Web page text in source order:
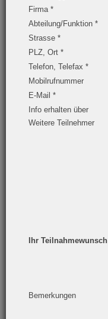
Firma *
Abteilung/Funktion *
Strasse *
PLZ, Ort *
Telefon, Telefax *
Mobilrufnummer
E-Mail *
Info erhalten über
Weitere Teilnehmer
Ihr Teilnahmewunsch
Bemerkungen